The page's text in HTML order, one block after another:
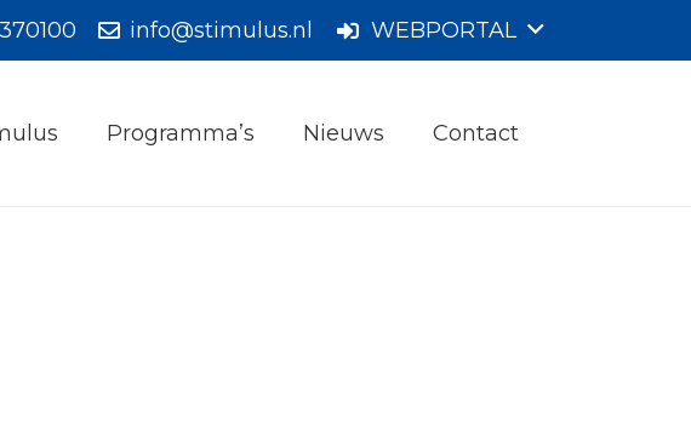
info@stimulus.nl WEBPORTAL
Programma’s Nieuws Contact